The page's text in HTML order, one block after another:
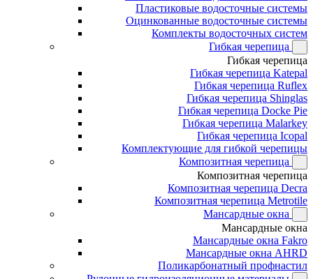
Пластиковые водосточные системы
Оцинкованные водосточные системы
Комплекты водосточных систем
Гибкая черепица
Гибкая черепица
Гибкая черепица Katepal
Гибкая черепица Ruflex
Гибкая черепица Shinglas
Гибкая черепица Docke Pie
Гибкая черепица Malarkey
Гибкая черепица Icopal
Комплектующие для гибкой черепицы
Композитная черепица
Композитная черепица
Композитная черепица Decra
Композитная черепица Metrotile
Мансардные окна
Мансардные окна
Мансардные окна Fakro
Мансардные окна AHRD
Поликарбонатный профнастил